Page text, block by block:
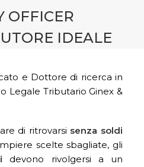
OFFICER
IDEALE
e Dottore di ricerca in
Legale Tributario Ginex &
di ritrovarsi senza soldi
scelte sbagliate, gli
devono rivolgersi a un